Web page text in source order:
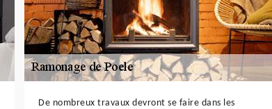
De nombreux travaux devront se faire dans les